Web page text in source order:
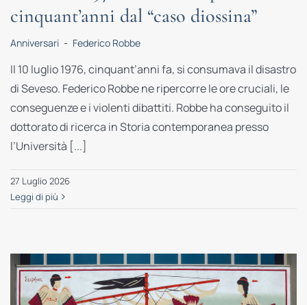
cinquant’anni dal “caso diossina”
Anniversari - Federico Robbe
Il 10 luglio 1976, cinquant’anni fa, si consumava il disastro
di Seveso. Federico Robbe ne ripercorre le ore cruciali, le
conseguenze e i violenti dibattiti. Robbe ha conseguito il
dottorato di ricerca in Storia contemporanea presso
l’Università [...]
27 Luglio 2026
Leggi di più